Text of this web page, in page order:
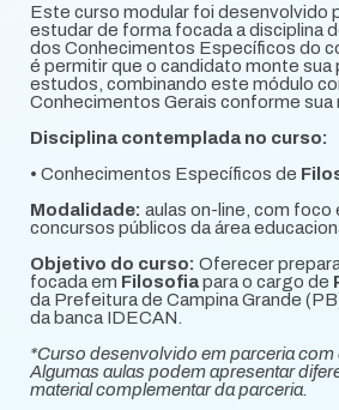
Este curso modular foi desenvolvido
estudar de forma focada a disciplina
dos Conhecimentos Específicos do
é permitir que o candidato monte sua
estudos, combinando este módulo
Conhecimentos Gerais conforme sua
Disciplina contemplada no curso:
• Conhecimentos Específicos de
Modalidade: aulas on-line, com foco
concursos públicos da área
Objetivo do curso: Oferecer
focada em Filosofiapara o cargo de
da Prefeitura de Campina Grande
da banca IDECAN.
*Curso desenvolvido em parceria com
Algumas aulas podem apresentar
material complementar da parceria.